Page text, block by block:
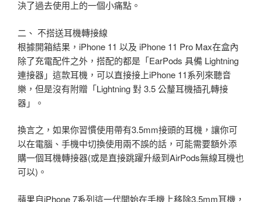
決了過去使用上的一個小痛點。
二、 不搭送耳機轉接線
根據開箱結果，iPhone 11 以及 iPhone 11 Pro Max在盒內
除了充電配件之外，搭配的都是「EarPods 具備 Lightning
連接器」這款耳機，可以直接接上iPhone 11系列來聽音
樂，但是沒有附贈「Lightning 對 3.5 公釐耳機插孔轉接
器」。
換言之，如果你習慣使用帶有3.5mm接頭的耳機，讓你可
以在電腦、手機中切換使用兩不誤的話，可能需要額外添
購一個耳機轉接器(或是直接跳躍升級到AirPods無線耳機也
可以)。
蘋果自iPhone 7系列這一代開始在手機上移除3.5mm耳機，